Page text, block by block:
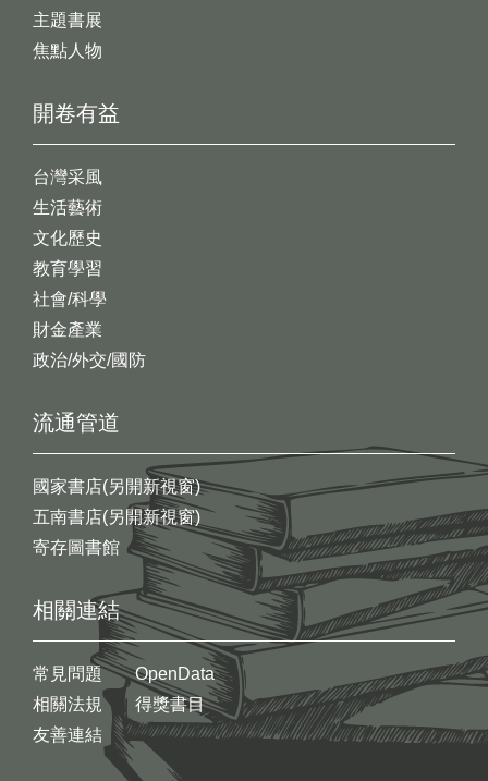
開卷有益
台灣采風
生活藝術
文化歷史
教育學習
社會/科學
財金產業
政治/外交/國防
主題書展
焦點人物
流通管道
國家書店(另開新視窗)
五南書店(另開新視窗)
寄存圖書館
相關連結
常見問題
相關法規
友善連結
OpenData
得獎書目